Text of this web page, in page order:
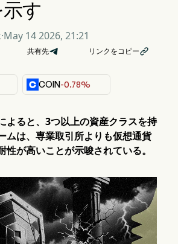
す
·May 14 2026, 21:21
共有先 リンクをコピー
COIN-0.78%
よると、3つ以上の資産クラスを持
ムは、専業取引所よりも仮想通貨
性が高いことが示唆されている。